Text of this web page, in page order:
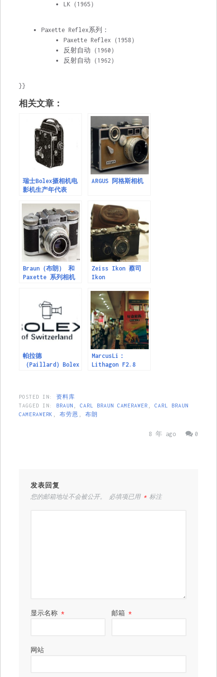
LK（1965）
Paxette Reflex系列：
Paxette Reflex （1958）
反射自动（1960）
反射自动（1962）
}}
相关文章：
瑞士Bolex摄相机电
影机生产年代表
ARGUS 阿格斯相机
Braun（布朗） 和
Paxette 系列相机
Zeiss Ikon 蔡司
Ikon
帕拉德
（Paillard）Bolex
MarcusLi：
Lithagon F2.8
POSTED IN: 资料库
TAGGED IN: BRAUN CARL BRAUN CAMERAWER
CARL BRAUN
CAMERAWERK
布劳恩 布朗
0
8 年 ago
发表回复
您的邮箱地址不会被公开。 必填项已用 *标注
显示名称 * 邮箱*
网站